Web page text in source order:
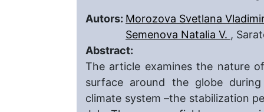
Autors: Morozova Svetlana
Semenova Natalia V. ,
Abstract:
The article examines the nature
surface around the globe
climate system –the stabilization